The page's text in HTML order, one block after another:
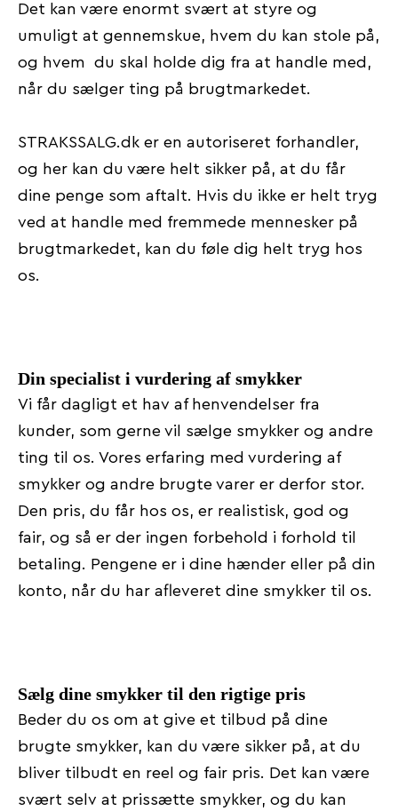
Det kan være enormt svært at styre og
umuligt at gennemskue, hvem du kan stole på,
og hvem du skal holde dig fra at handle med,
når du sælger ting på brugtmarkedet.
STRAKSSALG.dk er en autoriseret forhandler,
og her kan du være helt sikker på, at du får
dine penge som aftalt. Hvis du ikke er helt tryg
ved at handle med fremmede mennesker på
brugtmarkedet, kan du føle dig helt tryg hos
os.
Din specialist i vurdering af smykker
Vi får dagligt et hav af henvendelser fra
kunder, som gerne vil sælge smykker og andre
ting til os. Vores erfaring med vurdering af
smykker og andre brugte varer er derfor stor.
Den pris, du får hos os, er realistisk, god og
fair, og så er der ingen forbehold i forhold til
betaling. Pengene er i dine hænder eller på din
konto, når du har afleveret dine smykker til os.
Sælg dine smykker til den rigtige pris
Beder du os om at give et tilbud på dine
brugte smykker, kan du være sikker på, at du
bliver tilbudt en reel og fair pris. Det kan være
svært selv at prissætte smykker, og du kan